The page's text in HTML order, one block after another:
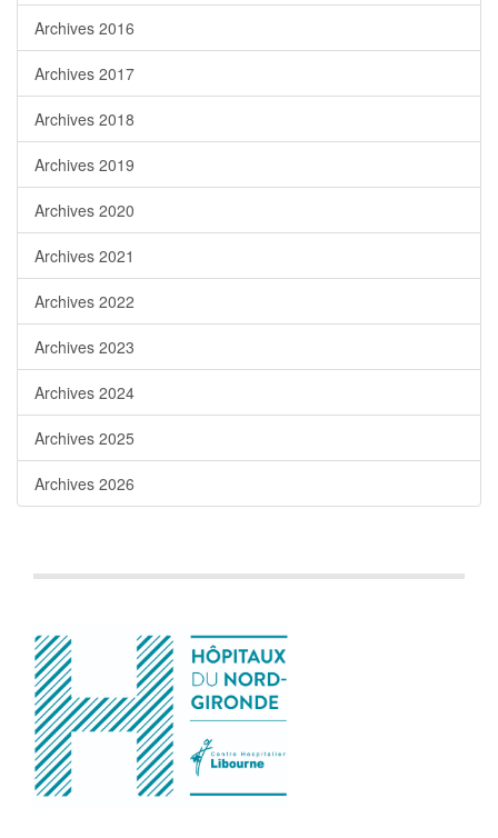
Archives 2016
Archives 2017
Archives 2018
Archives 2019
Archives 2020
Archives 2021
Archives 2022
Archives 2023
Archives 2024
Archives 2025
Archives 2026